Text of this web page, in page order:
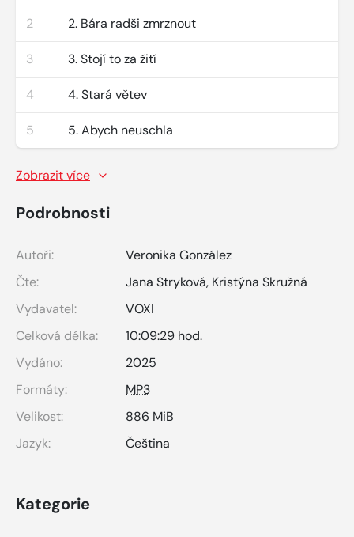
2 2. Bára radši zmrznout
3 3. Stojí to za žití
4 4. Stará větev
5 5. Abych neuschla
Zobrazit více
Podrobnosti
Autoři:
Veronika González
Čte:
Jana Stryková, Kristýna Skružná
Vydavatel:
VOXI
Celková délka:
10:09:29 hod.
Vydáno:
2025
Formáty:
MP3
Velikost:
886 MiB
Jazyk:
Čeština
Kategorie